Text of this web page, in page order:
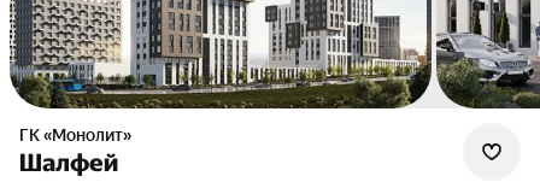
ГК «Монолит»
Шалфей